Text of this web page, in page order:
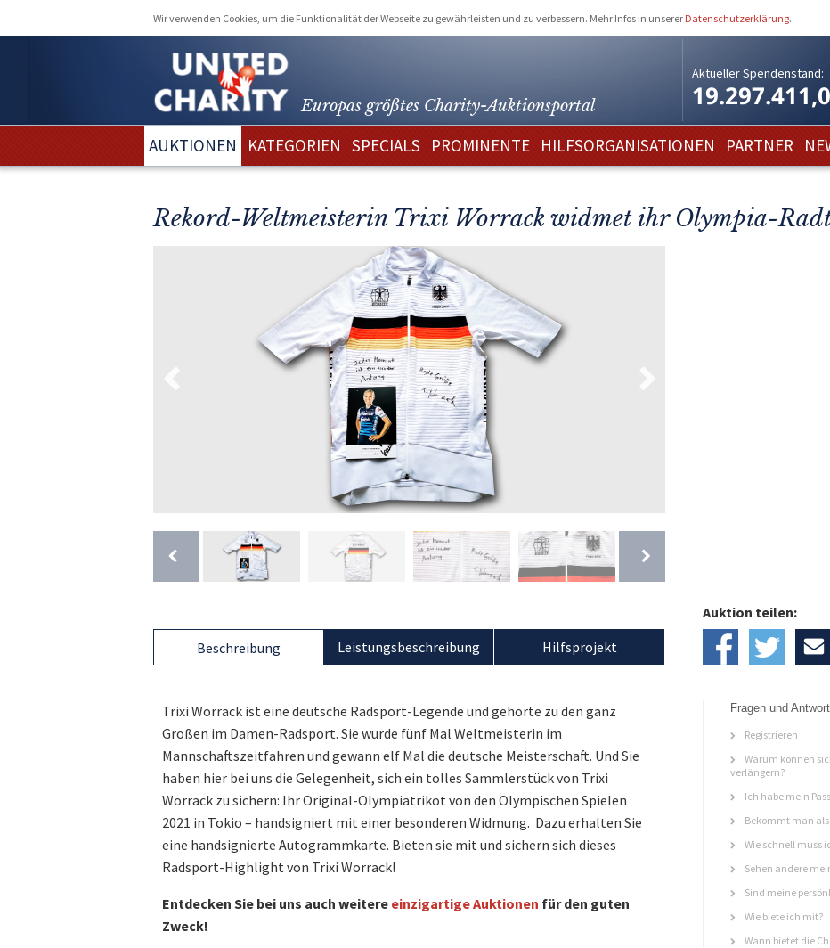
Wir verwenden Cookies, um die Funktionalität der Webseite zu gewährleisten und zu verbessern. Mehr Infos in unserer Datenschutzerklärung.
Europas größtes Charity-Auktionsportal
Aktueller Spendenstand:
AUKTIONEN KATEGORIEN SPECIALS PROMINENTE HILFSORGANISATIONEN PARTNER
Rekord-Weltmeisterin Trixi Worrack widmet ihr Olympia-
Beschreibung
Trixi Worrack ist eine deutsche Radsport-Legende und gehörte zu den ganz
Großen im Damen-Radsport. Sie wurde fünf Mal Weltmeisterin im
Mannschaftszeitfahren und gewann elf Mal die deutsche Meisterschaft. Und Sie
haben hier bei uns die Gelegenheit, sich ein tolles Sammlerstück von Trixi
Worrack zu sichern: Ihr Original-Olympiatrikot von den Olympischen Spielen
2021 in Tokio – handsigniert mit einer besonderen Widmung. Dazu erhalten Sie
eine handsignierte Autogrammkarte. Bieten sie mit und sichern sich dieses
Radsport-Highlight von Trixi Worrack!
Entdecken Sie bei uns auch weitere einzigartige Auktionen für den guten
Zweck!
Leistungsbeschreibung Hilfsprojekt
Auktion teilen:
Fragen und
Registrieren
Warum können
verlängern?
Ich habe mein
Bekommt man
Wie schnell muss
Sehen andere
Sind meine
Wie biete ich mit?
Wann bietet die